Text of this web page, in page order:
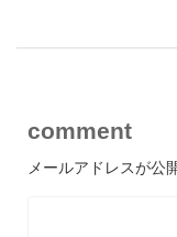
comment
メールアドレスが公